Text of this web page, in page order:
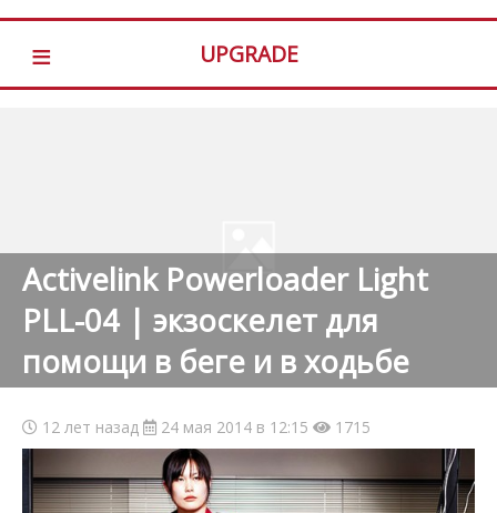
≡ UPGRADE
Activelink Powerloader Light
PLL-04 | экзоскелет для
помощи в беге и в ходьбе
12 лет назад 24 мая 2014 в 12:15 1715